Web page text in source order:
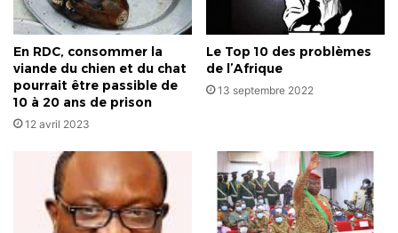
En RDC, consommer la
viande du chien et du chat
pourrait être passible de
10 à 20 ans de prison
12 avril 2023
Le Top 10 des problèmes
de l’Afrique
13 septembre 2022